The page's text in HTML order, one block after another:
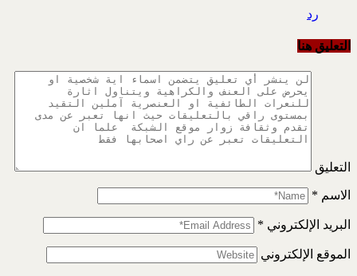
رد
التعليق هنا
التعليق
الاسم *
البريد الإلكتروني *
الموقع الإلكتروني